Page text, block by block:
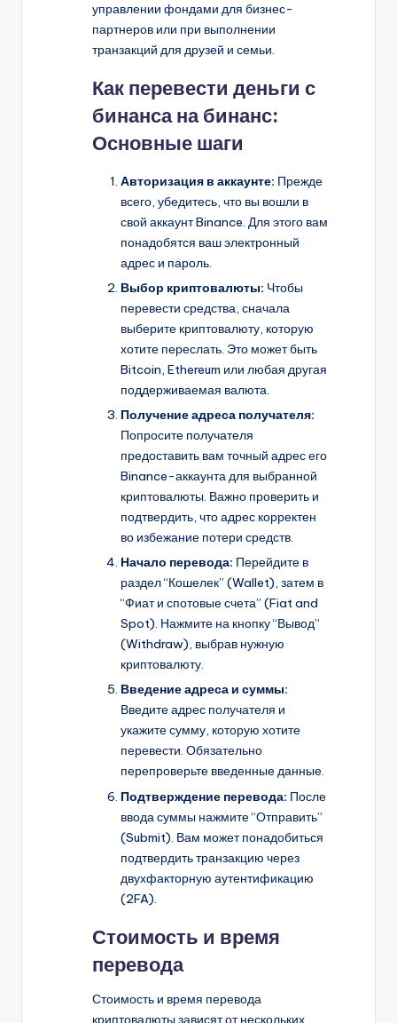
управлении фондами для бизнес-
партнеров или при выполнении
транзакций для друзей и семьи.
Как перевести деньги с
бинанса на бинанс:
Основные шаги
Авторизация в аккаунте: Прежде
всего, убедитесь, что вы вошли в
свой аккаунт Binance. Для этого вам
понадобятся ваш электронный
адрес и пароль.
Выбор криптовалюты: Чтобы
перевести средства, сначала
выберите криптовалюту, которую
хотите переслать. Это может быть
Bitcoin, Ethereum или любая другая
поддерживаемая валюта.
Получение адреса получателя:
Попросите получателя
предоставить вам точный адрес его
Binance-аккаунта для выбранной
криптовалюты. Важно проверить и
подтвердить, что адрес корректен
во избежание потери средств.
Начало перевода: Перейдите в
раздел “Кошелек” (Wallet), затем в
“Фиат и спотовые счета” (Fiat and
Spot). Нажмите на кнопку “Вывод”
(Withdraw), выбрав нужную
криптовалюту.
Введение адреса и суммы:
Введите адрес получателя и
укажите сумму, которую хотите
перевести. Обязательно
перепроверьте введенные данные.
Подтверждение перевода: После
ввода суммы нажмите “Отправить”
(Submit). Вам может понадобиться
подтвердить транзакцию через
двухфакторную аутентификацию
(2FA).
Стоимость и время
перевода
Стоимость и время перевода
криптовалюты зависят от нескольких